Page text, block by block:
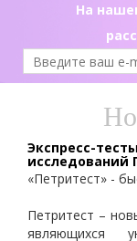
На
Экспресс-
исследований
«Петритест» -
Петритест –
являющихся